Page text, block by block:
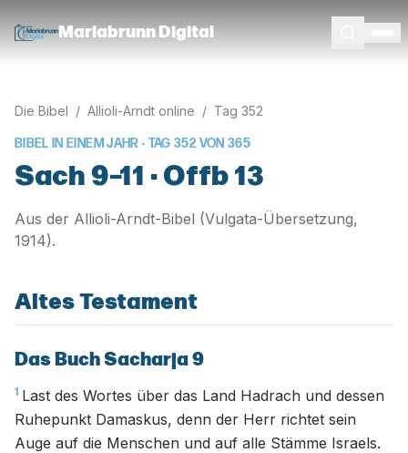
Mariabrunn Digital
Die Bibel / Allioli-Arndt online / Tag 352
BIBEL IN EINEM JAHR · TAG352 VON 365
Sach 9–11 · Offb 13
Aus der Allioli-Arndt-Bibel (Vulgata-Übersetzung,
1914).
Altes Testament
Das Buch Sacharja 9
1 Last des Wortes über das Land Hadrach und dessen
Ruhepunkt Damaskus, denn der Herr richtet sein
Auge auf die Menschen und auf alle Stämme Israels.